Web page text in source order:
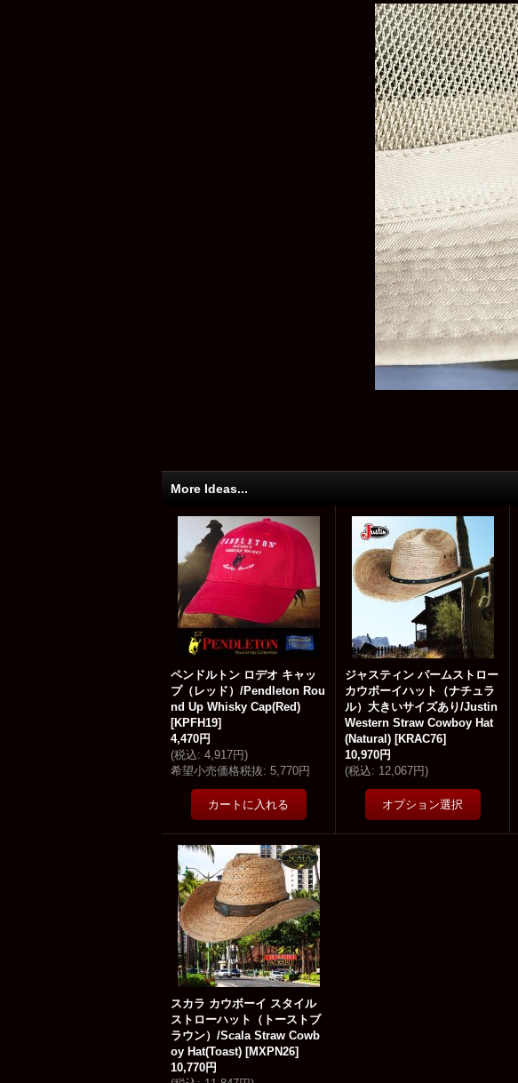
More Ideas...
ペンドルトン ロデオ キャッ
プ（レッド）/Pendleton Rou
nd Up Whisky Cap(Red)
[KPFH19]
4,470円
(税込: 4,917円)
希望小売価格税抜: 5,770円
ジャスティン パームストロー
カウボーイハット（ナチュラ
ル）大きいサイズあり/Justin
Western Straw Cowboy Hat
(Natural) [KRAC76]
10,970円
(税込: 12,067円)
スカラ カウボーイ スタイル
ストローハット（トーストブ
ラウン）/Scala Straw Cowb
oy Hat(Toast) [MXPN26]
10,770円